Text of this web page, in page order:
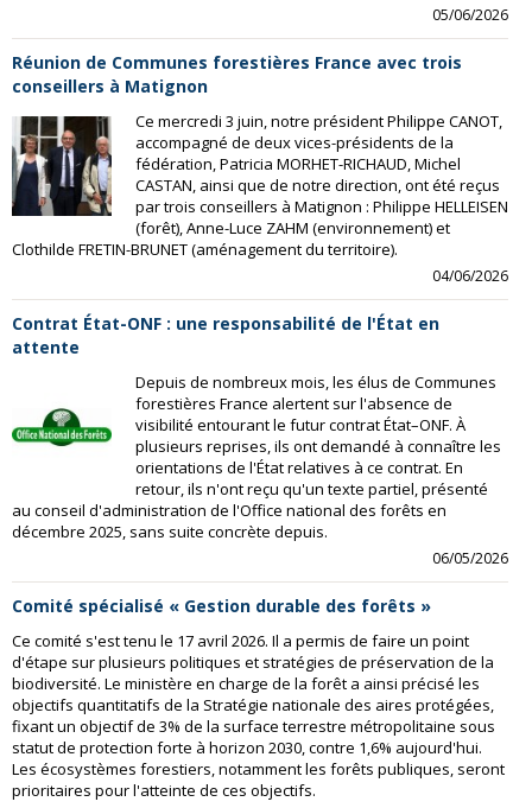
05/06/2026
Réunion de Communes forestières France avec trois
conseillers à Matignon
Ce mercredi 3 juin, notre président Philippe CANOT,
accompagné de deux vices-présidents de la
fédération, Patricia MORHET-RICHAUD, Michel
CASTAN, ainsi que de notre direction, ont été reçus
par trois conseillers à Matignon : Philippe HELLEISEN
(forêt), Anne-Luce ZAHM (environnement) et
Clothilde FRETIN-BRUNET (aménagement du territoire).
04/06/2026
Contrat État-ONF : une responsabilité de l'État en
attente
Depuis de nombreux mois, les élus de Communes
forestières France alertent sur l'absence de
visibilité entourant le futur contrat État–ONF. À
plusieurs reprises, ils ont demandé à connaître les
orientations de l'État relatives à ce contrat. En
retour, ils n'ont reçu qu'un texte partiel, présenté
au conseil d'administration de l'Office national des forêts en
décembre 2025, sans suite concrète depuis.
06/05/2026
Comité spécialisé « Gestion durable des forêts »
Ce comité s'est tenu le 17 avril 2026. Il a permis de faire un point
d'étape sur plusieurs politiques et stratégies de préservation de la
biodiversité. Le ministère en charge de la forêt a ainsi précisé les
objectifs quantitatifs de la Stratégie nationale des aires protégées,
fixant un objectif de 3% de la surface terrestre métropolitaine sous
statut de protection forte à horizon 2030, contre 1,6% aujourd'hui.
Les écosystèmes forestiers, notamment les forêts publiques, seront
prioritaires pour l'atteinte de ces objectifs.